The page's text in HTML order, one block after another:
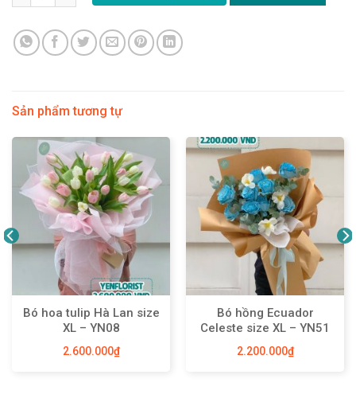
Sản phẩm tương tự
Bó hoa tulip Hà Lan size
XL – YN08
2.600.000₫
Bó hồng Ecuador
Celeste size XL – YN51
2.200.000₫